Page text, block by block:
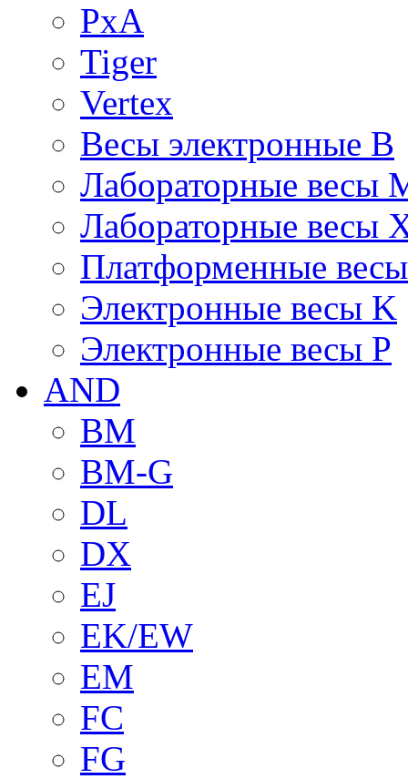
PxA
Tiger
Vertex
Весы электронные B
Лабораторные весы
Лабораторные весы
Платформенные
Электронные весы K
Электронные весы P
AND
BM
BM-G
DL
DX
EJ
EK/EW
EM
FC
FG